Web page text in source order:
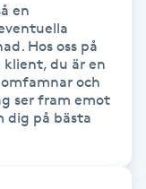
en
Hos oss på
klient, du är en
och
ser fram emot
dig på bästa